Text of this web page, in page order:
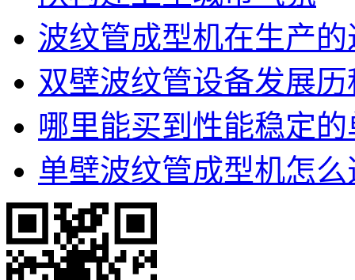
波纹管成型机在生产
双壁波纹管设备发展
哪里能买到性能稳定
单壁波纹管成型机怎